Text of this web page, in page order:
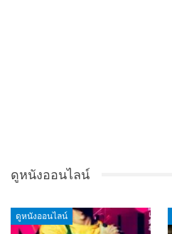
ดูหนังออนไลน์
ดูหนังออนไลน์